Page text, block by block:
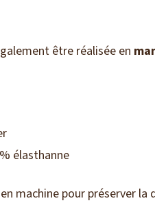
être réalisée en
élasthanne
machine pour préserver la